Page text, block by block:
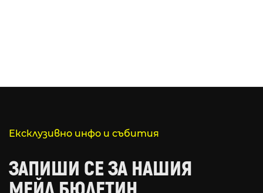
Ексклузивно инфо и събития
ЗАПИШИ СЕ ЗА НАШИЯ